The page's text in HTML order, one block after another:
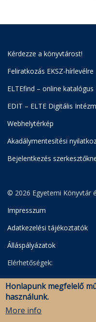
Kérdezze a könyvtárost!
Feliratkozás EKSZ-hírlevélre
ELTEfind – online katalógus
EDIT – ELTE Digitális
Webhelytérkép
Akadálymentesítési
Bejelentkezés
© 2026 Egyetemi Könyvtár
Impresszum
Adatkezelési tájékoztatók
Álláspályázatok
Elérhetőségek:
Egyetemi Könyvtár
Levéltár
Savaria Könyvtár és
Honlapunk megfelelő
használunk.
More info